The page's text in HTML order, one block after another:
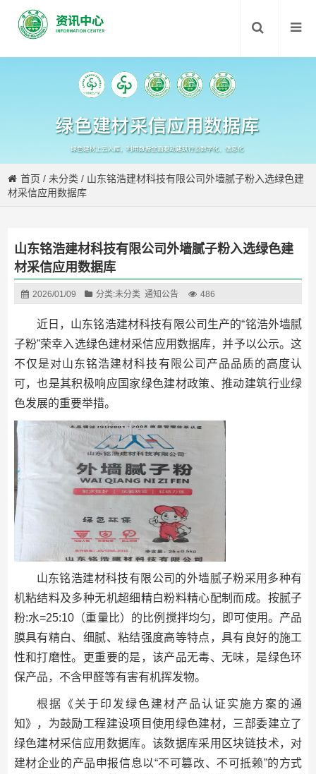
首页 /未分类 / 山东铭浩建材科技有限公司外墙腻子粉入选绿色建
材采信应用数据库
山东铭浩建材科技有限公司外墙腻子粉入选绿色建
材采信应用数据库
2026/01/09 分类:未分类 通知公告 486
近日，山东铭浩建材科技有限公司生产的“铭浩外墙腻
子粉”荣幸入选绿色建材采信应用数据库，并予以公示。这
不仅是对山东铭浩建材科技有限公司产品品质的高度认
可，也是其积极响应国家绿色建材政策、推动建筑行业绿
色发展的重要举措。
山东铭浩建材科技有限公司的外墙腻子粉采用多种有
机粘结料及多种无机超细精白粉料精心配制而成。按腻子
粉:水=25:10（重量比）的比例搅拌均匀，即可使用。产品
膜具有精白、细腻、粘结强度高等特点，具有良好的施工
性和打磨性。更重要的是，该产品无毒、无味，是绿色环
保产品，不含甲醛等有害有机挥发物。
根据《关于印发绿色建材产品认证实施方案的通
知》，为鼓励工程建设项目使用绿色建材，三部委建立了
绿色建材采信应用数据库。该数据库采用区块链技术，对
建材企业的产品申报信息以“不可篡改、不可抵赖”的方式